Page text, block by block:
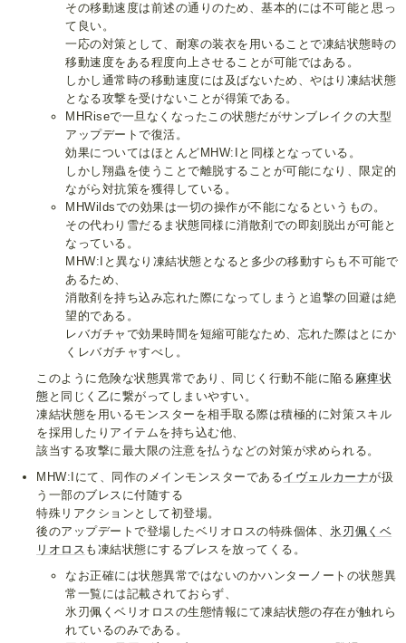
その移動速度は前述の通りのため、基本的には不可能と思っ
て良い。
一応の対策として、耐寒の装衣を用いることで凍結状態時の
移動速度をある程度向上させることが可能ではある。
しかし通常時の移動速度には及ばないため、やはり凍結状態
となる攻撃を受けないことが得策である。
MHRiseで一旦なくなったこの状態だがサンブレイクの大型
アップデートで復活。
効果についてはほとんどMHW:Iと同様となっている。
しかし翔蟲を使うことで離脱することが可能になり、限定的
ながら対抗策を獲得している。
MHWildsでの効果は一切の操作が不能になるというもの。
その代わり雪だるま状態同様に消散剤での即刻脱出が可能と
なっている。
MHW:Iと異なり凍結状態となると多少の移動すらも不可能で
あるため、
消散剤を持ち込み忘れた際になってしまうと追撃の回避は絶
望的である。
レバガチャで効果時間を短縮可能なため、忘れた際はとにか
くレバガチャすべし。
このように危険な状態異常であり、同じく行動不能に陥る 麻痺状
態 と同じく乙に繋がってしまいやすい。
凍結状態を用いるモンスターを相手取る際は積極的に対策スキル
を採用したりアイテムを持ち込む他、
該当する攻撃に最大限の注意を払うなどの対策が求められる。
MHW:Iにて、同作のメインモンスターであるイヴェルカーナが扱
う一部のブレスに付随する
特殊リアクションとして初登場。
後のアップデートで登場したベリオロスの特殊個体、氷刃佩くベ
リオロス も凍結状態にするブレスを放ってくる。
なお正確には状態異常ではないのかハンターノートの状態異
常一覧には記載されておらず、
氷刃佩くベリオロスの生態情報にて凍結状態の存在が触れら
れているのみである。